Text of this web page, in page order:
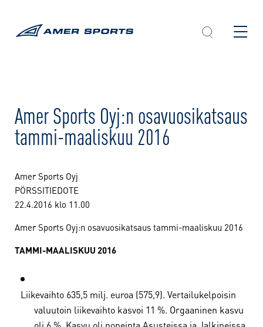
Amer Sports Oyj:n osavuosikatsaus
tammi-maaliskuu 2016
Amer Sports Oyj
PÖRSSITIEDOTE
22.4.2016 klo 11.00
Amer Sports Oyj:n osavuosikatsaus tammi-maaliskuu 2016
TAMMI-MAALISKUU 2016
Liikevaihto 635,5 milj. euroa (575,9). Vertailukelpoisin
valuutoin liikevaihto kasvoi 11 %. Orgaaninen kasvu